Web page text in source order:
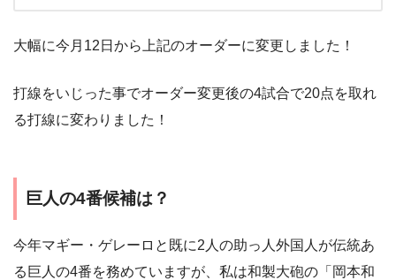
大幅に今月12日から上記のオーダーに変更しました！
打線をいじった事でオーダー変更後の4試合で20点を取れ
る打線に変わりました！
巨人の4番候補は？
今年マギー・ゲレーロと既に2人の助っ人外国人が伝統あ
る巨人の4番を務めていますが、私は和製大砲の「岡本和